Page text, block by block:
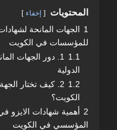
المحتويات إخفاء
1 الجهات المانحة
للمؤسسات في الكويت
1.1
1. دور الجهات
الدولية
1.2
2. كيف تختار
الكويت؟
2 أهمية شهادات الايزو
المؤسسي في الكويت